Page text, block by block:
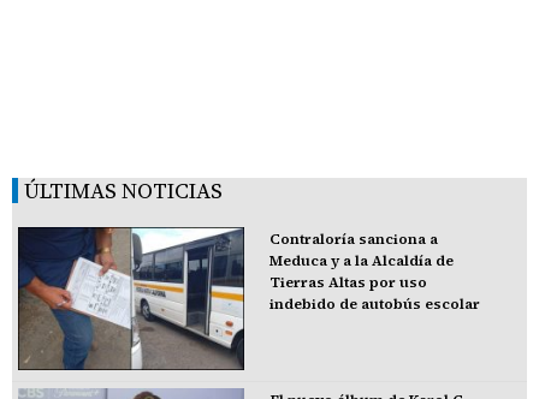
ÚLTIMAS NOTICIAS
Contraloría sanciona a
Meduca y a la Alcaldía de
Tierras Altas por uso
indebido de autobús escolar